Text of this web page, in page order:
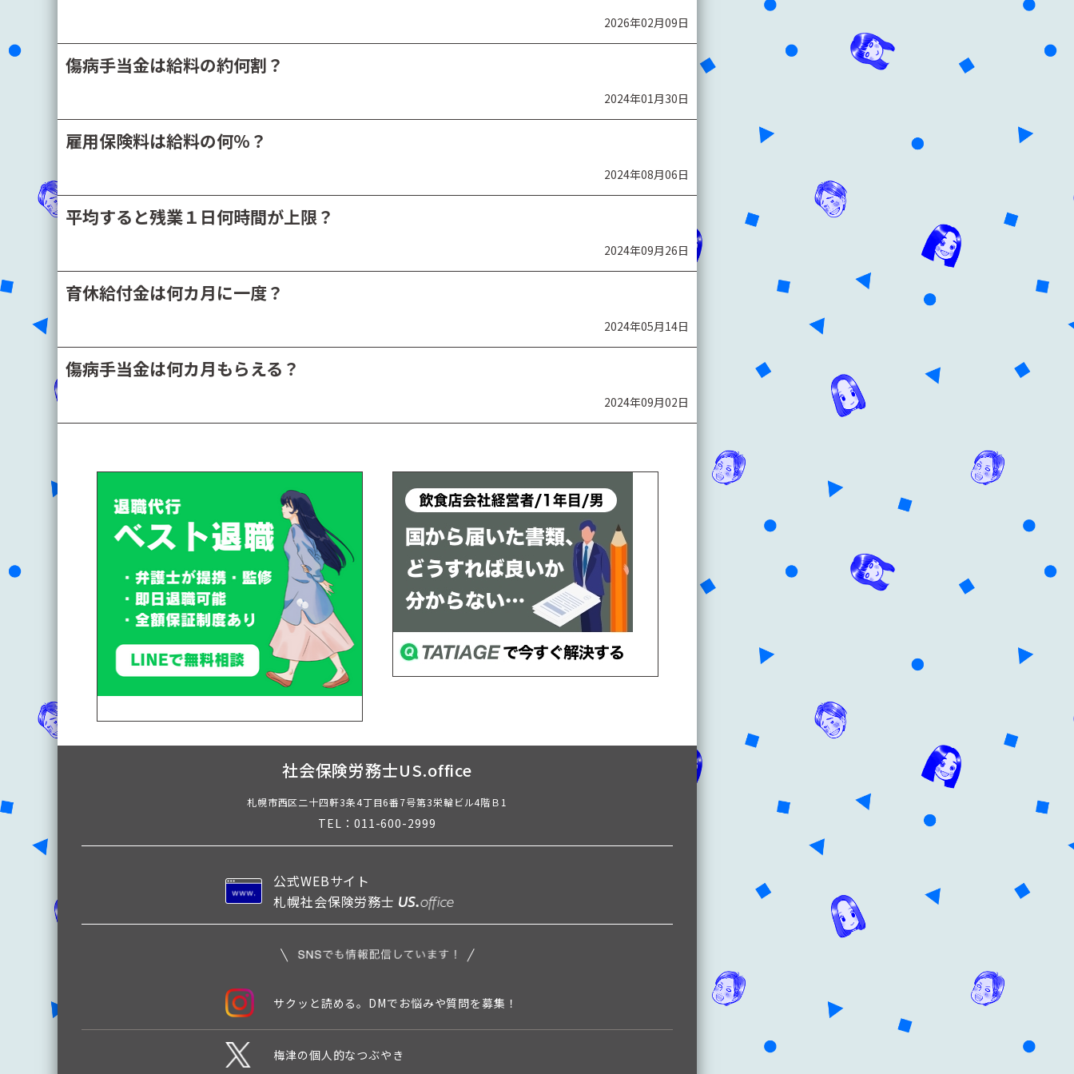
2026年02月09日
傷病手当金は給料の約何割？
2024年01月30日
雇用保険料は給料の何％？
2024年08月06日
平均すると残業１日何時間が上限？
2024年09月26日
育休給付金は何カ月に一度？
2024年05月14日
傷病手当金は何カ月もらえる？
2024年09月02日
社会保険労務士US.office
札幌市西区二十四軒3条4丁目6番7号第3栄輪ビル4階Ｂ1
TEL：011-600-2999
公式WEBサイト
札幌社会保険労務士
サクッと読める。DMでお悩みや質問を募集！
梅津の個人的なつぶやき